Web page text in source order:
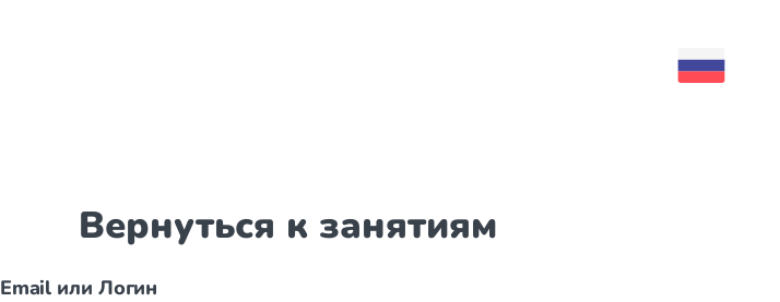
Вернуться к занятиям
Email или Логин